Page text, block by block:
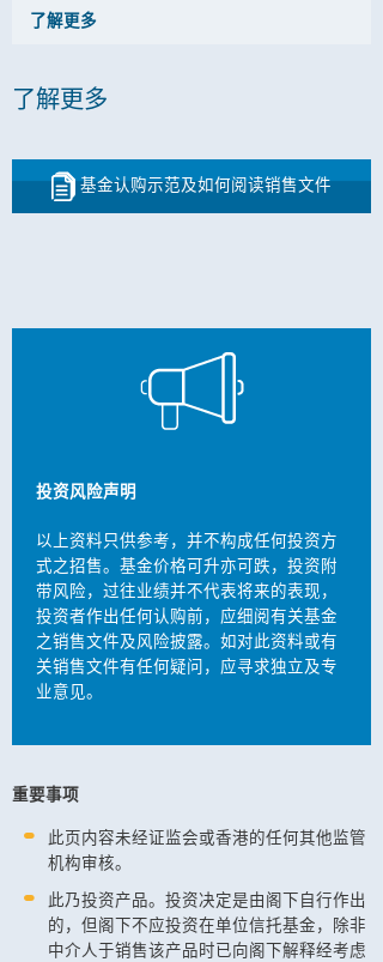
了解更多
了解更多
基金认购示范及如何阅读销售文件
投资风险声明
以上资料只供参考，并不构成任何投资方
式之招售。基金价格可升亦可跌，投资附
带风险，过往业绩并不代表将来的表现，
投资者作出任何认购前，应细阅有关基金
之销售文件及风险披露。如对此资料或有
关销售文件有任何疑问，应寻求独立及专
业意见。
重要事项
此页内容未经证监会或香港的任何其他监管
机构审核。
此乃投资产品。投资决定是由阁下自行作出
的，但阁下不应投资在单位信托基金，除非
中介人于销售该产品时已向阁下解释经考虑